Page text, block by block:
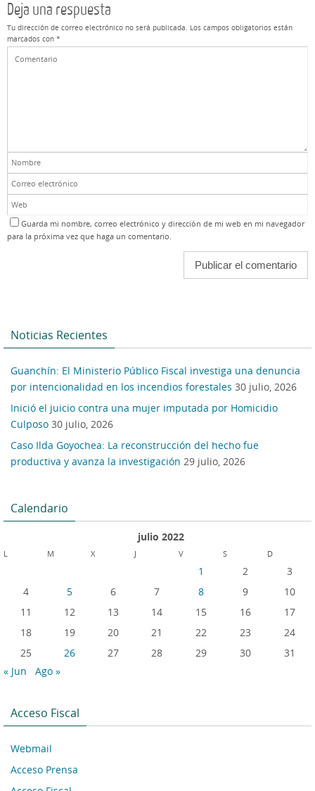
Deja una respuesta
Tu dirección de correo electrónico no será publicada. Los campos obligatorios están
marcados con *
Guarda mi nombre, correo electrónico y dirección de mi web en mi navegador
para la próxima vez que haga un comentario.
Noticias Recientes
Guanchín: El Ministerio Público Fiscal investiga una denuncia
por intencionalidad en los incendios forestales 30 julio, 2026
Inició el juicio contra una mujer imputada por Homicidio
Culposo 30 julio, 2026
Caso Ilda Goyochea: La reconstrucción del hecho fue
productiva y avanza la investigación 29 julio, 2026
Calendario
julio 2022
L M X J V S D
1 2
3
4
5 6 7 8 9
10
11
12 13 14 15 16
17
18
19 20 21 22 23
24
25
26 27 28 29 30
31
« Jun
Ago »
Acceso Fiscal
Webmail
Acceso Prensa